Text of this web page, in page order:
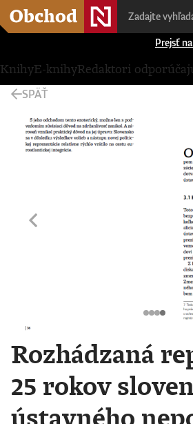
Prejsť
KnihyE-knihyRedaktori
SPÄŤ
Rozhádzaná
25 rokov
ústavného